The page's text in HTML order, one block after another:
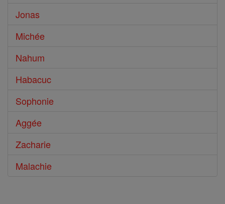
Jonas
Michée
Nahum
Habacuc
Sophonie
Aggée
Zacharie
Malachie